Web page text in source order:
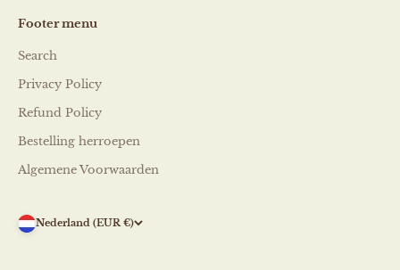
Footer menu
Search
Privacy Policy
Refund Policy
Bestelling herroepen
Algemene Voorwaarden
Nederland (EUR €)